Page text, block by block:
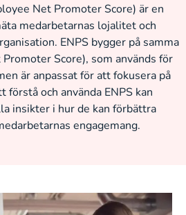
Net Promoter Score) är en
medarbetarnas lojalitet och
ENPS bygger på samma
Score), som används för
är anpassat för att fokusera på
förstå och använda ENPS kan
insikter i hur de kan förbättra
engagemang.